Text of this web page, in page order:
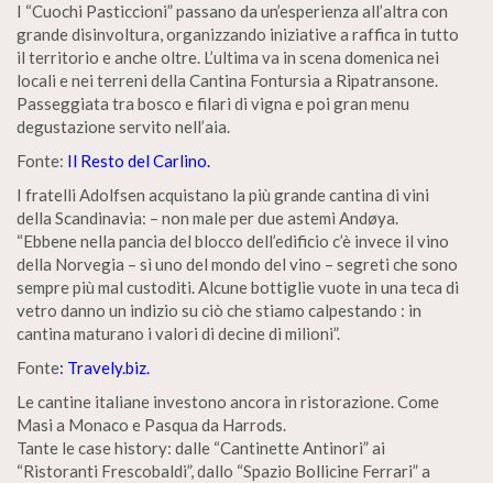
I “Cuochi Pasticcioni” passano da un’esperienza all’altra con
grande disinvoltura, organizzando iniziative a raffica in tutto
il territorio e anche oltre. L’ultima va in scena domenica nei
locali e nei terreni della Cantina Fontursia a Ripatransone.
Passeggiata tra bosco e filari di vigna e poi gran menu
degustazione servito nell’aia.
Fonte: Il Resto del Carlino.
I fratelli Adolfsen acquistano la più grande cantina di vini
della Scandinavia: – non male per due astemi Andøya.
“Ebbene nella pancia del blocco dell’edificio c’è invece il vino
della Norvegia – sì uno del mondo del vino – segreti che sono
sempre più mal custoditi. Alcune bottiglie vuote in una teca di
vetro danno un indizio su ciò che stiamo calpestando : in
cantina maturano i valori di decine di milioni”.
Fonte: Travely.biz.
Le cantine italiane investono ancora in ristorazione. Come
Masi a Monaco e Pasqua da Harrods.
Tante le case history: dalle “Cantinette Antinori” ai
“Ristoranti Frescobaldi”, dallo “Spazio Bollicine Ferrari” a